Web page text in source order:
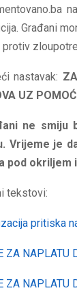
Građani
protiv
nastavak:
UZ
ne smiju
Vrijeme je
pod
tekstovi:
pritiska
ZA NAPLATU
ZA NAPLATU